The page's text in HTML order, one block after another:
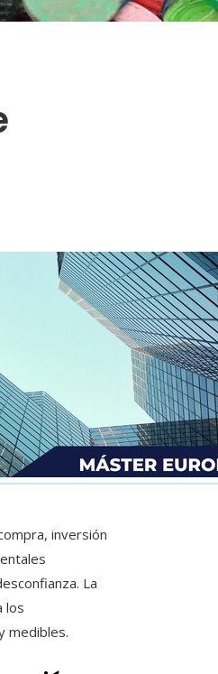
inversión
La
los
medibles.